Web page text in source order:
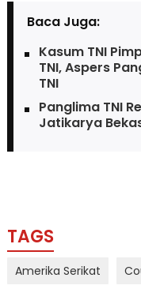
Baca Juga:
Kasum TNI
TNI, Aspers
TNI
Panglima TNI
Jatikarya
TAGS
Amerika Serikat